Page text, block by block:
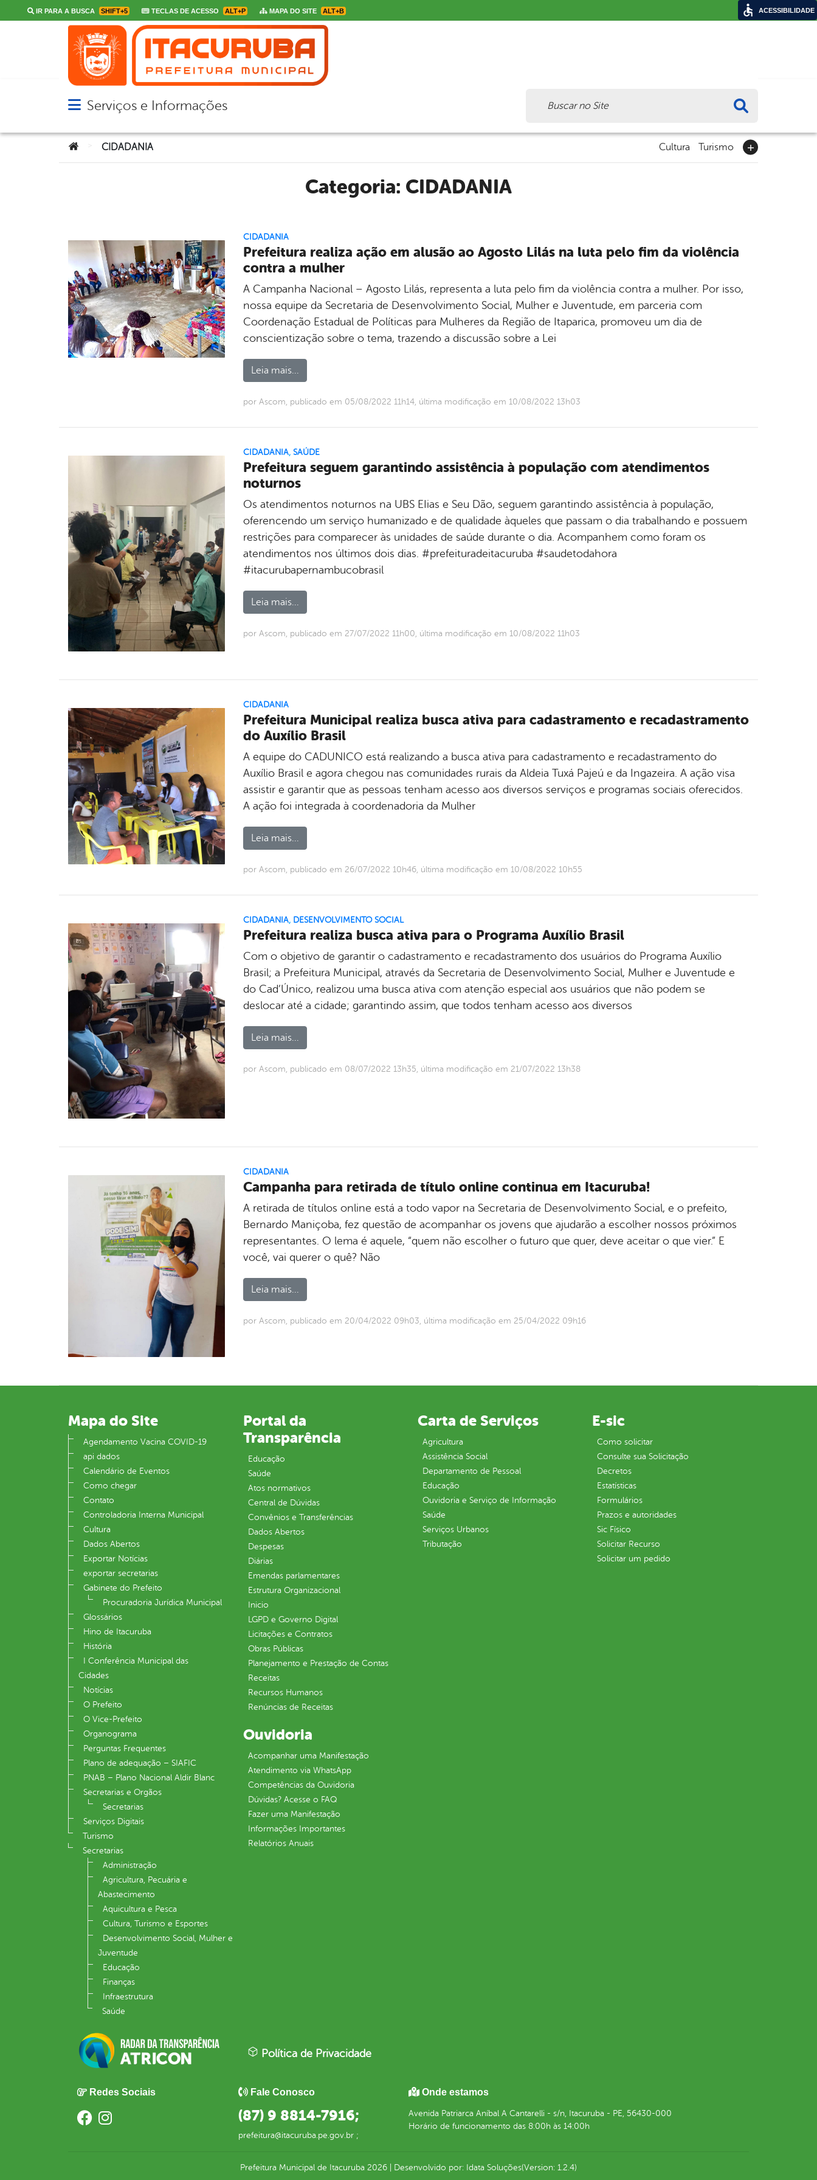
IR PARA A BUSCA SHIFT+5 TECLAS DE ACESSO ALT+P MAPA DO SITE ALT+B
Abrir menu principal de navegação
Serviços e Informações
Você está aqui:
CIDADANIA Cultura Turismo
Categoria: CIDADANIA
CIDADANIA
Prefeitura realiza ação em alusão ao Agosto Lilás na luta pelo fim da violência
contra a mulher
A Campanha Nacional – Agosto Lilás, representa a luta pelo fim da violência contra a mulher. Por isso,
nossa equipe da Secretaria de Desenvolvimento Social, Mulher e Juventude, em parceria com
Coordenação Estadual de Políticas para Mulheres da Região de Itaparica, promoveu um dia de
conscientização sobre o tema, trazendo a discussão sobre a Lei
Leia mais...
por Ascom, publicado em 05/08/2022 11h14, última modificação em 10/08/2022 13h03
CIDADANIA, SAÚDE
Prefeitura seguem garantindo assistência à população com atendimentos
noturnos
Os atendimentos noturnos na UBS EIias e Seu Dão, seguem garantindo assistência à população,
oferencendo um serviço humanizado e de qualidade àqueles que passam o dia trabalhando e possuem
restrições para comparecer às unidades de saúde durante o dia. Acompanhem como foram os
atendimentos nos últimos dois dias. #prefeituradeitacuruba #saudetodahora
#itacurubapernambucobrasil
Leia mais...
por Ascom, publicado em 27/07/2022 11h00, última modificação em 10/08/2022 11h03
CIDADANIA
Prefeitura Municipal realiza busca ativa para cadastramento e recadastramento
do Auxílio Brasil
A equipe do CADUNICO está realizando a busca ativa para cadastramento e recadastramento do
Auxílio Brasil e agora chegou nas comunidades rurais da Aldeia Tuxá Pajeú e da Ingazeira. A ação visa
assistir e garantir que as pessoas tenham acesso aos diversos serviços e programas sociais oferecidos.
A ação foi integrada à coordenadoria da Mulher
Leia mais...
por Ascom, publicado em 26/07/2022 10h46, última modificação em 10/08/2022 10h55
CIDADANIA, DESENVOLVIMENTO SOCIAL
Prefeitura realiza busca ativa para o Programa Auxílio Brasil
Com o objetivo de garantir o cadastramento e recadastramento dos usuários do Programa Auxílio
Brasil; a Prefeitura Municipal, através da Secretaria de Desenvolvimento Social, Mulher e Juventude e
do Cad’Único, realizou uma busca ativa com atenção especial aos usuários que não podem se
deslocar até a cidade; garantindo assim, que todos tenham acesso aos diversos
Leia mais...
por Ascom, publicado em 08/07/2022 13h35, última modificação em 21/07/2022 13h38
CIDADANIA
Campanha para retirada de título online continua em Itacuruba!
A retirada de títulos online está a todo vapor na Secretaria de Desenvolvimento Social, e o prefeito,
Bernardo Maniçoba, fez questão de acompanhar os jovens que ajudarão a escolher nossos próximos
representantes. O lema é aquele, “quem não escolher o futuro que quer, deve aceitar o que vier.” E
você, vai querer o quê? Não
Leia mais...
por Ascom, publicado em 20/04/2022 09h03, última modificação em 25/04/2022 09h16
Mapa do Site
Agendamento Vacina COVID-19
api dados
Calendário de Eventos
Como chegar
Contato
Controladoria Interna Municipal
Cultura
Dados Abertos
Exportar Notícias
exportar secretarias
Gabinete do Prefeito
Procuradoria Jurídica Municipal
Glossários
Hino de Itacuruba
História
I Conferência Municipal das
Cidades
Notícias
O Prefeito
O Vice-Prefeito
Organograma
Perguntas Frequentes
Plano de adequação – SIAFIC
PNAB – Plano Nacional Aldir Blanc
Secretarias e Orgãos
Secretarias
Serviços Digitais
Turismo
Secretarias
Administração
Agricultura, Pecuária e
Abastecimento
Aquicultura e Pesca
Cultura, Turismo e Esportes
Desenvolvimento Social, Mulher e
Juventude
Educação
Finanças
Infraestrutura
Saúde
Portal da
Transparência
Educação
Saúde
Atos normativos
Central de Dúvidas
Convênios e Transferências
Dados Abertos
Despesas
Diárias
Emendas parlamentares
Estrutura Organizacional
Inicio
LGPD e Governo Digital
Licitações e Contratos
Obras Públicas
Planejamento e Prestação de Contas
Receitas
Recursos Humanos
Renúncias de Receitas
Carta de Serviços
Agricultura
Assistência Social
Departamento de Pessoal
Educação
Ouvidoria e Serviço de Informação
Saúde
Serviços Urbanos
Tributação
E-sic
Como solicitar
Consulte sua Solicitação
Decretos
Estatísticas
Formulários
Prazos e autoridades
Sic Físico
Solicitar Recurso
Solicitar um pedido
Ouvidoria
Acompanhar uma Manifestação
Atendimento via WhatsApp
Competências da Ouvidoria
Dúvidas? Acesse o FAQ
Fazer uma Manifestação
Informações Importantes
Relatórios Anuais
Política de Privacidade
Redes Sociais Fale Conosco
(87) 9 8814-7916;
prefeitura@itacuruba.pe.gov.br ;
Onde estamos
Avenida Patriarca Aníbal A Cantarelli - s/n, Itacuruba - PE, 56430-000
Horário de funcionamento das 8:00h às 14:00h
Prefeitura Municipal de Itacuruba 2026 Desenvolvido por: Idata Soluções(Version: 1.2.4)
ACESSIBILIDADE